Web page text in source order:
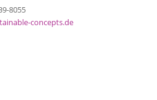
8055
concepts.de